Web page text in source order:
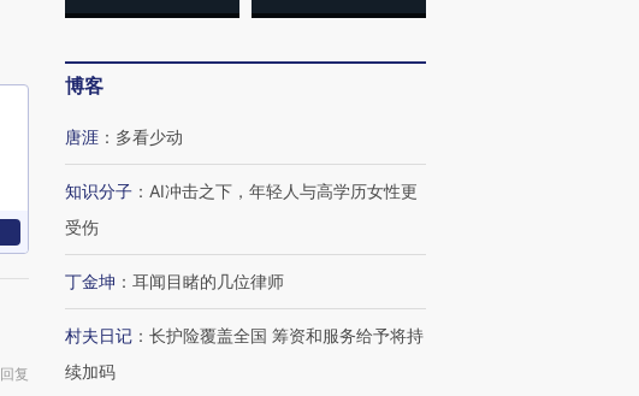
回复
博客
唐涯 ： 多看少动
知识分子 ： AI冲击之下，年轻人与高学历女性更
受伤
丁金坤 ： 耳闻目睹的几位律师
村夫日记 ： 长护险覆盖全国 筹资和服务给予将持
续加码